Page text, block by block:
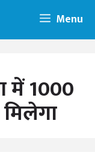
Menu
में 1000